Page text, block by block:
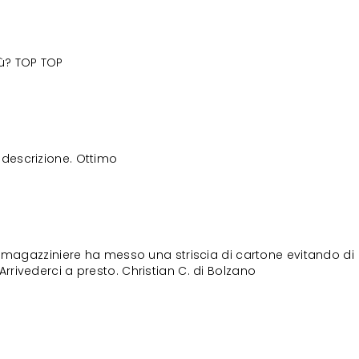
TOP TOP
Ottimo
ha messo una striscia di cartone evitando di
a presto. Christian C. di Bolzano